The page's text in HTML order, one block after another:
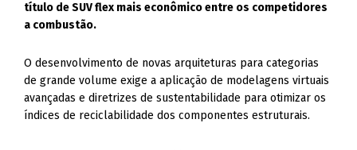
título de SUV flex mais econômico entre os competidores
a combustão.
O desenvolvimento de novas arquiteturas para categorias
de grande volume exige a aplicação de modelagens virtuais
avançadas e diretrizes de sustentabilidade para otimizar os
índices de reciclabilidade dos componentes estruturais.